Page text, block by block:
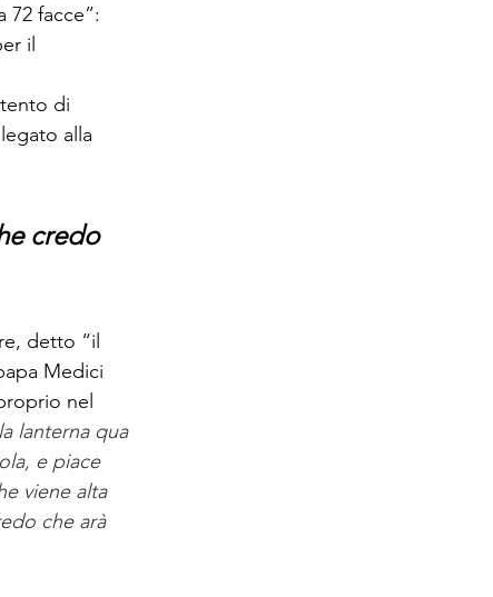
72 facce”:
il
di
alla
credo
detto “il
Medici
nel
la lanterna qua
e piace
viene alta
che arà